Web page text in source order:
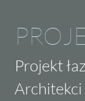
Projekt